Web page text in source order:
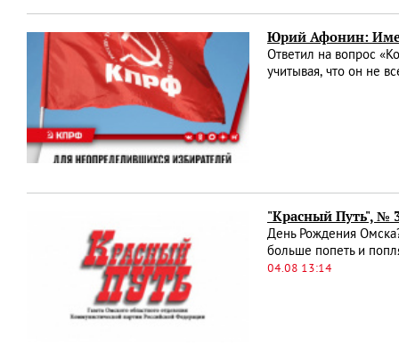
Юрий Афонин:
Ответил на вопрос
учитывая, что он не
"Красный Путь", №
День Рождения
больше попеть и
04.08 13:14